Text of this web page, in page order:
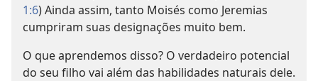
1:6) Ainda assim, tanto Moisés como Jeremias
cumpriram suas designações muito bem.
O que aprendemos disso? O verdadeiro potencial
do seu filho vai além das habilidades naturais dele.